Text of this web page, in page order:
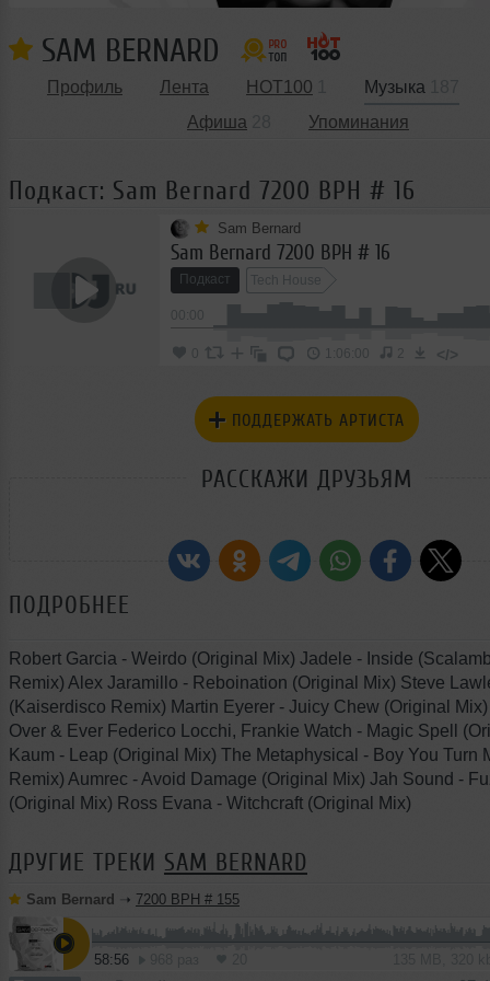
SAM BERNARD
Профиль Лента HOT100 Музыка
Афиша
Упоминания
Подкаст: Sam Bernard 7200 BPH # 16
Sam Bernard
Sam Bernard 7200 BPH # 16
Подкаст Tech House
1:06:00 2 </>
ПОДДЕРЖАТЬ АРТИСТА
РАССКАЖИ ДРУЗЬЯМ
ПОДРОБНЕЕ
Robert Garcia - Weirdo (Original Mix) Jadele - Inside
Remix) Alex Jaramillo - Reboination (Original Mix) Steve
(Kaiserdisco Remix) Martin Eyerer - Juicy Chew (Original
Over & Ever Federico Locchi, Frankie Watch - Magic Spell
Kaum - Leap (Original Mix) The Metaphysical - Boy You Turn
Remix) Aumrec - Avoid Damage (Original Mix) Jah Sound -
(Original Mix) Ross Evana - Witchcraft (Original Mix)
ДРУГИЕ ТРЕКИ SAM BERNARD
Sam Bernard ➝ 7200 BPH # 155
58:56